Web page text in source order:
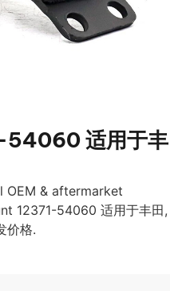
54060 适用于丰
OEM & aftermarket
12371-54060 适用于丰田,
价格.